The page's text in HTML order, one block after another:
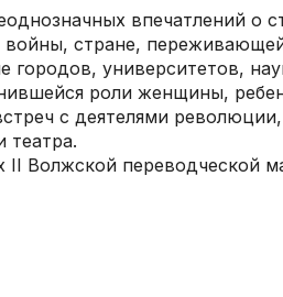
впечатлений о
войны, стране,
городов, университетов,
роли женщины,
с деятелями
театра.
II Волжской переводческой